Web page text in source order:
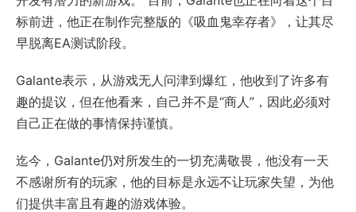
标前进，他正在制作完整版的《吸血鬼幸存者》，让其尽
早脱离EA测试阶段。
Galante表示，从游戏无人问津到爆红，他收到了许多有
趣的提议，但在他看来，自己并不是“商人”，因此必须对
自己正在做的事情保持谨慎。
迄今，Galante仍对所发生的一切充满敬畏，他没有一天
不感谢所有的玩家，他的目标是永远不让玩家失望，为他
们提供丰富且有趣的游戏体验。